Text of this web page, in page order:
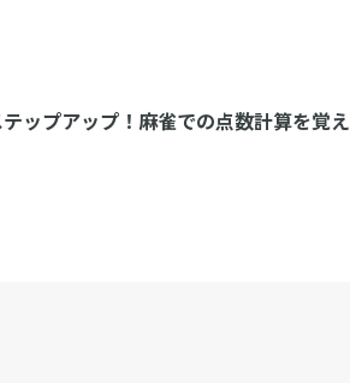
ップアップ！麻雀での点数計算を覚え